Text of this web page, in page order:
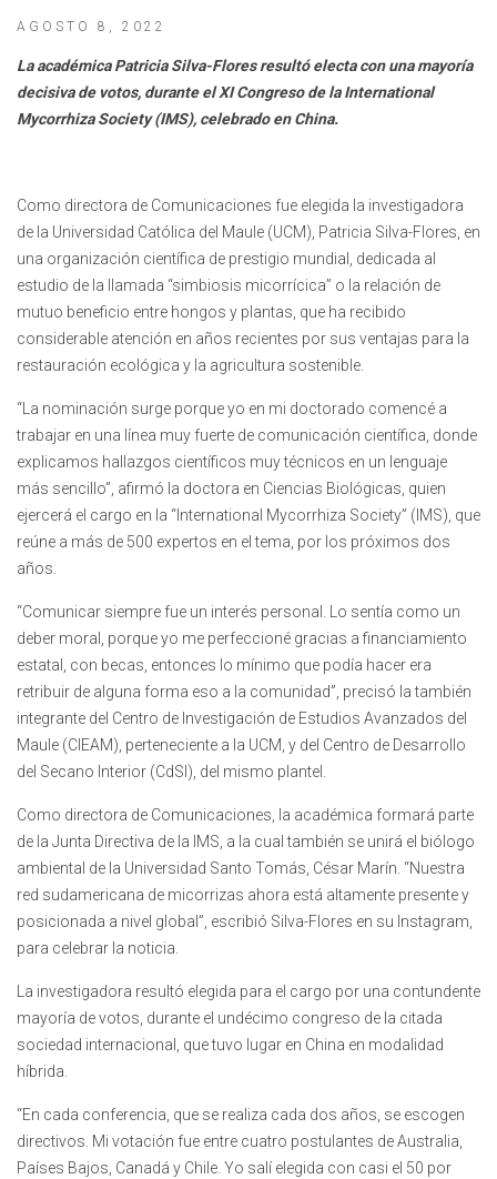
AGOSTO 8, 2022
La académica Patricia Silva-Flores resultó electa con una mayoría
decisiva de votos, durante el XI Congreso de la International
Mycorrhiza Society (IMS), celebrado en China.
Como directora de Comunicaciones fue elegida la investigadora
de la Universidad Católica del Maule (UCM), Patricia Silva-Flores, en
una organización científica de prestigio mundial, dedicada al
estudio de la llamada “simbiosis micorrícica” o la relación de
mutuo beneficio entre hongos y plantas, que ha recibido
considerable atención en años recientes por sus ventajas para la
restauración ecológica y la agricultura sostenible.
“La nominación surge porque yo en mi doctorado comencé a
trabajar en una línea muy fuerte de comunicación científica, donde
explicamos hallazgos científicos muy técnicos en un lenguaje
más sencillo”, afirmó la doctora en Ciencias Biológicas, quien
ejercerá el cargo en la “International Mycorrhiza Society” (IMS), que
reúne a más de 500 expertos en el tema, por los próximos dos
años.
“Comunicar siempre fue un interés personal. Lo sentía como un
deber moral, porque yo me perfeccioné gracias a financiamiento
estatal, con becas, entonces lo mínimo que podía hacer era
retribuir de alguna forma eso a la comunidad”, precisó la también
integrante del Centro de Investigación de Estudios Avanzados del
Maule (CIEAM), perteneciente a la UCM, y del Centro de Desarrollo
del Secano Interior (CdSI), del mismo plantel.
Como directora de Comunicaciones, la académica formará parte
de la Junta Directiva de la IMS, a la cual también se unirá el biólogo
ambiental de la Universidad Santo Tomás, César Marín. “Nuestra
red sudamericana de micorrizas ahora está altamente presente y
posicionada a nivel global”, escribió Silva-Flores en su Instagram,
para celebrar la noticia.
La investigadora resultó elegida para el cargo por una contundente
mayoría de votos, durante el undécimo congreso de la citada
sociedad internacional, que tuvo lugar en China en modalidad
híbrida.
“En cada conferencia, que se realiza cada dos años, se escogen
directivos. Mi votación fue entre cuatro postulantes de Australia,
Países Bajos, Canadá y Chile. Yo salí elegida con casi el 50 por